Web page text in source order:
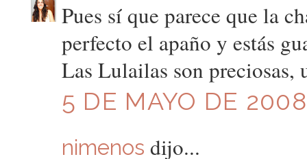
Pues sí que parece que la
perfecto el apaño y estás
Las Lulailas son preciosas,
5 DE MAYO DE
nimenos dijo...